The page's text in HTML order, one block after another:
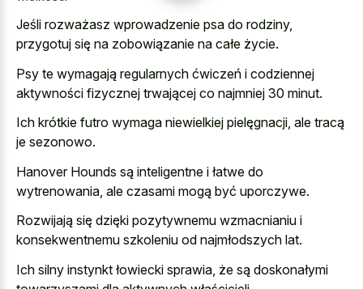
Jeśli rozważasz wprowadzenie psa do rodziny,
przygotuj się na zobowiązanie na całe życie.
Psy te wymagają regularnych ćwiczeń i codziennej
aktywności fizycznej trwającej co najmniej 30 minut.
Ich krótkie futro wymaga niewielkiej pielęgnacji, ale tracą
je sezonowo.
Hanover Hounds są inteligentne i łatwe do
wytrenowania, ale czasami mogą być uporczywe.
Rozwijają się dzięki pozytywnemu wzmacnianiu i
konsekwentnemu szkoleniu od najmłodszych lat.
Ich silny instynkt łowiecki sprawia, że są doskonałymi